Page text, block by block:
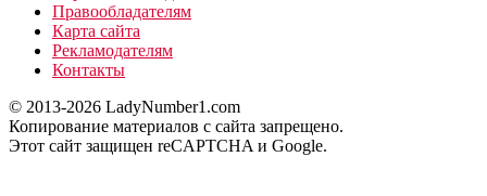
Правообладателям
Карта сайта
Рекламодателям
Контакты
© 2013-2026 LadyNumber1.com
Копирование материалов c сайта запрещено.
Этот сайт защищен reCAPTCHA и Google.